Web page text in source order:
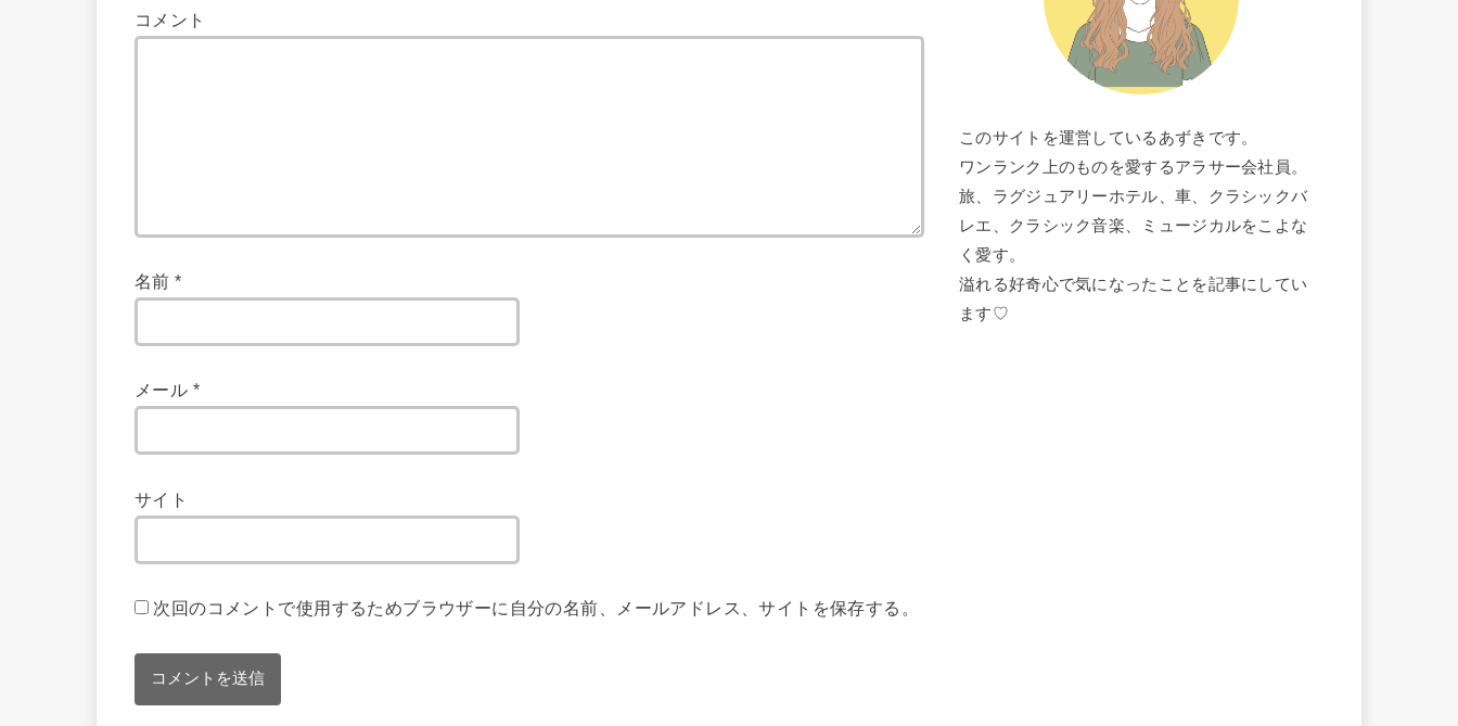
コメント
名前*
メール *
サイト
次回のコメントで使用するためブラウザーに自分の名前、メールアドレス、サイトを保存する。
このサイトを運営しているあずきです。
ワンランク上のものを愛するアラサー会社員。
旅、ラグジュアリーホテル、車、クラシックバ
レエ、クラシック音楽、ミュージカルをこよな
く愛す。
溢れる好奇心で気になったことを記事にしてい
ます♡